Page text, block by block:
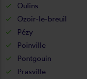
Oulins
Ozoir-le-breuil
Pézy
Poinville
Pontgouin
Prasville